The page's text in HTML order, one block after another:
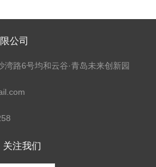
公司
湾路6号均和云谷·青岛未来创新园
关注我们